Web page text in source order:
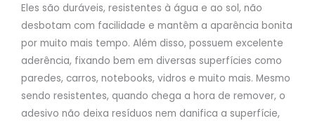
Eles são duráveis, resistentes à água e ao sol, não
desbotam com facilidade e mantêm a aparência bonita
por muito mais tempo. Além disso, possuem excelente
aderência, fixando bem em diversas superfícies como
paredes, carros, notebooks, vidros e muito mais. Mesmo
sendo resistentes, quando chega a hora de remover, o
adesivo não deixa resíduos nem danifica a superfície,